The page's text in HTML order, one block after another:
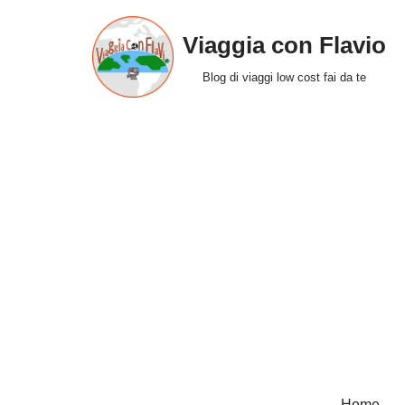
Viaggia con Flavio
Blog di viaggi low cost fai da te